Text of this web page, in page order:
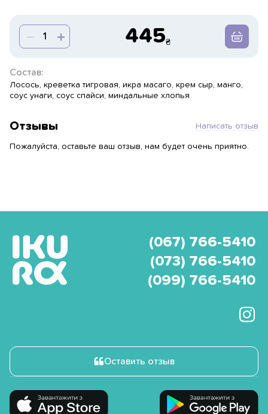
445
Состав:
Лосось, креветка тигровая, икра масаго, крем сыр, манго,
соус унаги, соус спайси, миндальные хлопья
Отзывы Написать отзыв
Пожалуйста, оставьте ваш отзыв, нам будет очень приятно.
(067) 766-5410
(073) 766-5410
(099) 766-5410
Оставить отзыв